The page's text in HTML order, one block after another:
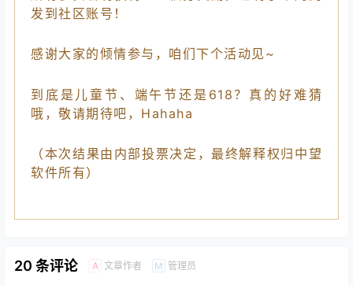
奖人取得联系，确认大家心仪的礼品后尽快为大
所有参赛者将获得510
积分奖励，也将于本周内
感谢大家的倾情参与，咱们下个活动见~
哦，敬请期待吧，Hahaha
（本次结果由内部投票决定，最终解释权归中望